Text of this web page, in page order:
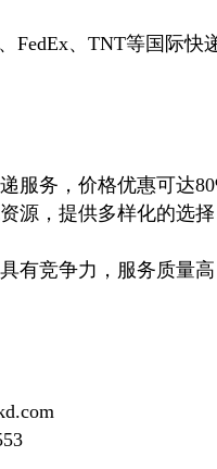
FedEx、TNT等国际
服务，价格优惠可达
源，提供多样化的选
有竞争力，服务质量